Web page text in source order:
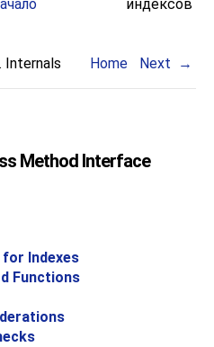
индексов
Internals Home Next
Method Interface
Indexes
Functions